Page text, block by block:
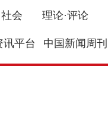
社会 理论·评论
平台 中国新闻周刊